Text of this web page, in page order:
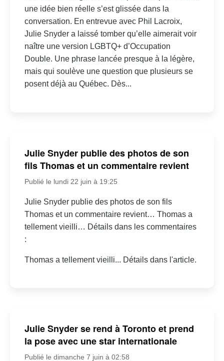
une idée bien réelle s’est glissée dans la
conversation. En entrevue avec Phil Lacroix,
Julie Snyder a laissé tomber qu’elle aimerait voir
naître une version LGBTQ+ d’Occupation
Double. Une phrase lancée presque à la légère,
mais qui soulève une question que plusieurs se
posent déjà au Québec. Dès...
Julie Snyder publie des photos de son
fils Thomas et un commentaire revient
Publié le lundi 22 juin à 19:25
Julie Snyder publie des photos de son fils
Thomas et un commentaire revient… Thomas a
tellement vieilli… Détails dans les commentaires
:
Thomas a tellement vieilli... Détails dans l'article.
Julie Snyder se rend à Toronto et prend
la pose avec une star internationale
Publié le dimanche 7 juin à 02:58